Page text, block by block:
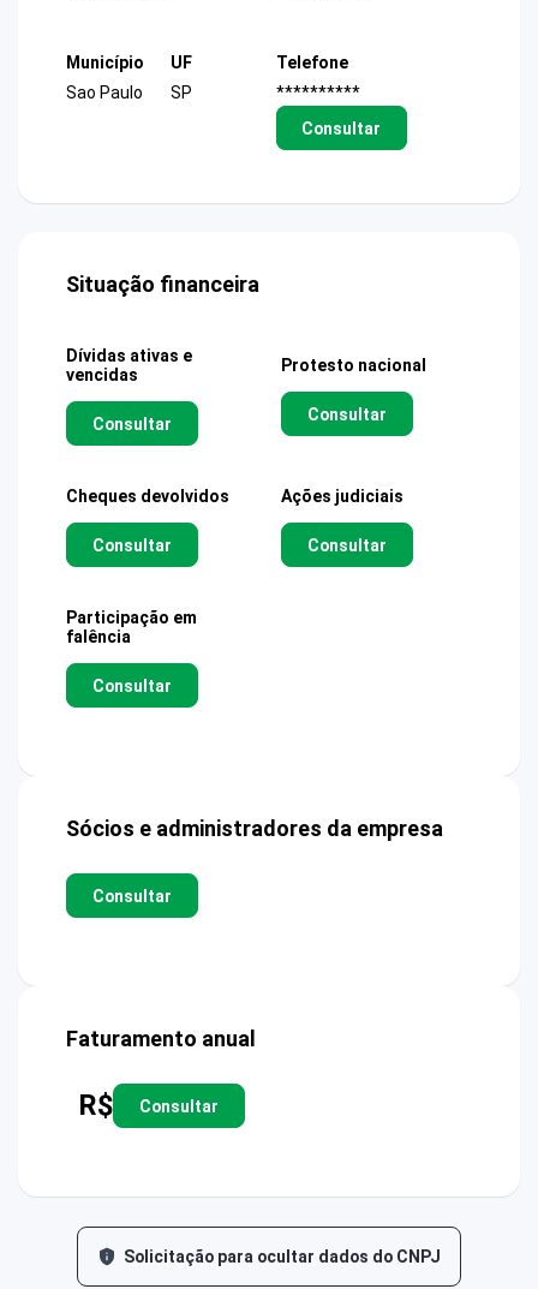
Município
Sao Paulo
UF
SP
Telefone
**********
Consultar
Situação financeira
Dívidas ativas e
vencidas
Consultar
Protesto nacional
Consultar
Cheques devolvidos
Consultar
Ações judiciais
Consultar
Participação em
falência
Consultar
Sócios e administradores da empresa
Consultar
Faturamento anual
R$ Consultar
Solicitação para ocultar dados do CNPJ